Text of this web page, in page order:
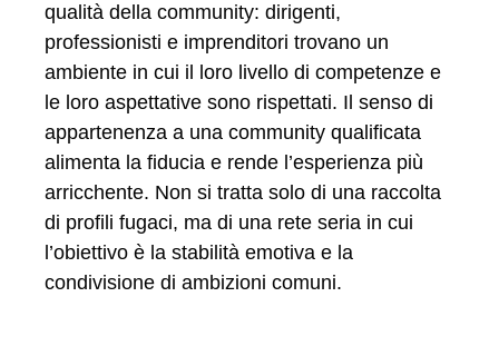
qualità della community: dirigenti,
professionisti e imprenditori trovano un
ambiente in cui il loro livello di competenze e
le loro aspettative sono rispettati. Il senso di
appartenenza a una community qualificata
alimenta la fiducia e rende l’esperienza più
arricchente. Non si tratta solo di una raccolta
di profili fugaci, ma di una rete seria in cui
l’obiettivo è la stabilità emotiva e la
condivisione di ambizioni comuni.